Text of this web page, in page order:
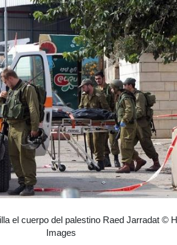
el cuerpo del palestino Raed Jarradat ©
Images